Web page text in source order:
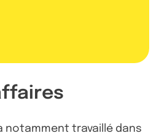
notamment travaillé dans